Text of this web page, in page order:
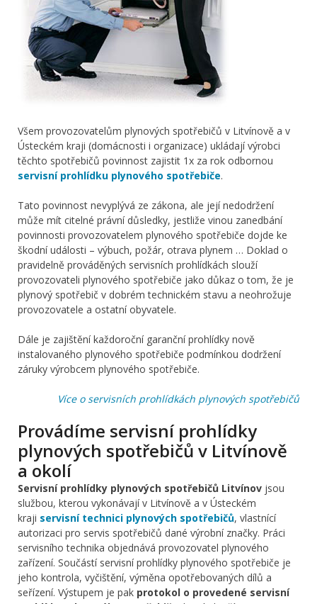
Všem provozovatelům plynových spotřebičů v Litvínově a v
Ústeckém kraji (domácnosti i organizace) ukládají výrobci
těchto spotřebičů povinnost zajistit 1x za rok odbornou
servisní prohlídku plynového spotřebiče.
Tato povinnost nevyplývá ze zákona, ale její nedodržení
může mít citelné právní důsledky, jestliže vinou zanedbání
povinnosti provozovatelem plynového spotřebiče dojde ke
škodní události – výbuch, požár, otrava plynem … Doklad o
pravidelně prováděných servisních prohlídkách slouží
provozovateli plynového spotřebiče jako důkaz o tom, že je
plynový spotřebič v dobrém technickém stavu a neohrožuje
provozovatele a ostatní obyvatele.
Dále je zajištění každoroční garanční prohlídky nově
instalovaného plynového spotřebiče podmínkou dodržení
záruky výrobcem plynového spotřebiče.
Více o servisních prohlídkách plynových spotřebičů
Provádíme servisní prohlídky
plynových spotřebičů v Litvínově
a okolí
Servisní prohlídky plynových spotřebičů Litvínov jsou
službou, kterou vykonávají v Litvínově a v Ústeckém
kraji servisní technici plynových spotřebičů, vlastnící
autorizaci pro servis spotřebičů dané výrobní značky. Práci
servisního technika objednává provozovatel plynového
zařízení. Součástí servisní prohlídky plynového spotřebiče je
jeho kontrola, vyčištění, výměna opotřebovaných dílů a
seřízení. Výstupem je pak protokol o provedené servisní